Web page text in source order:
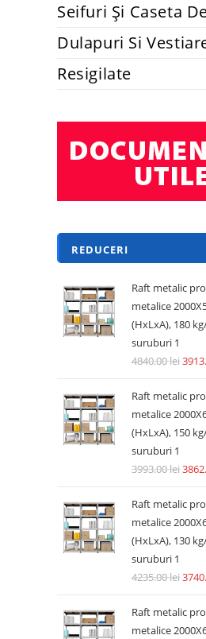
Seifuri Și Caseta
Dulapuri Si
Resigilate
REDUCERI
Raft metalic
metalice
(HxLxA), 180
suruburi 1
4840.00lei
Raft metalic
metalice
(HxLxA), 150
suruburi 1
3993.00lei
Raft metalic
metalice
(HxLxA), 130
suruburi 1
4235.00lei
Raft metalic
metalice